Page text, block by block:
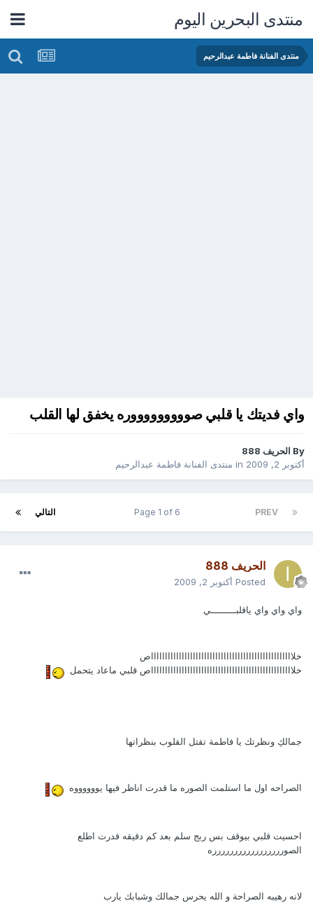
منتدى البحرين اليوم
منتدى الفنانة فاطمة عبدالرحيم
واي فديتك يا قلبي صوووووووووره يخفق لها القلب
By الحريف 888
أكتوبر 2, 2009
in منتدى الفنانة فاطمة عبدالرحيم
PREV التالي Page 1 of 6
الحريف 888
Posted أكتوبر 2, 2009
واي واي واي ياقلبـــــــــي
خلاااااااااااااااااااااااااااااااااااااااااااااااااااص
خلاااااااااااااااااااااااااااااااااااااااااااااااااااص قلبي ماعاد يتحمل
جمالكِ ونظرتك يا فاطمة تقتل القلوب بنظراتها
الصراحه اول ما استلمت الصوره ما قدرت اناظر فيها يووووووه
احسيت قلبي بيوقف بس ربج سلم بعد كم دقيقه قدرت اطلع
الصوررررررررررررررررره
لانه رهيبه الصراحة و الله يحرس جمالك وشبابك يارب